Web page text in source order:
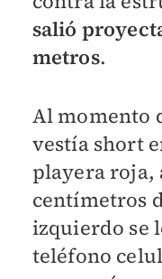
salió
metros.
Al momento
vestía short
playera roja,
centímetros
izquierdo se
teléfono